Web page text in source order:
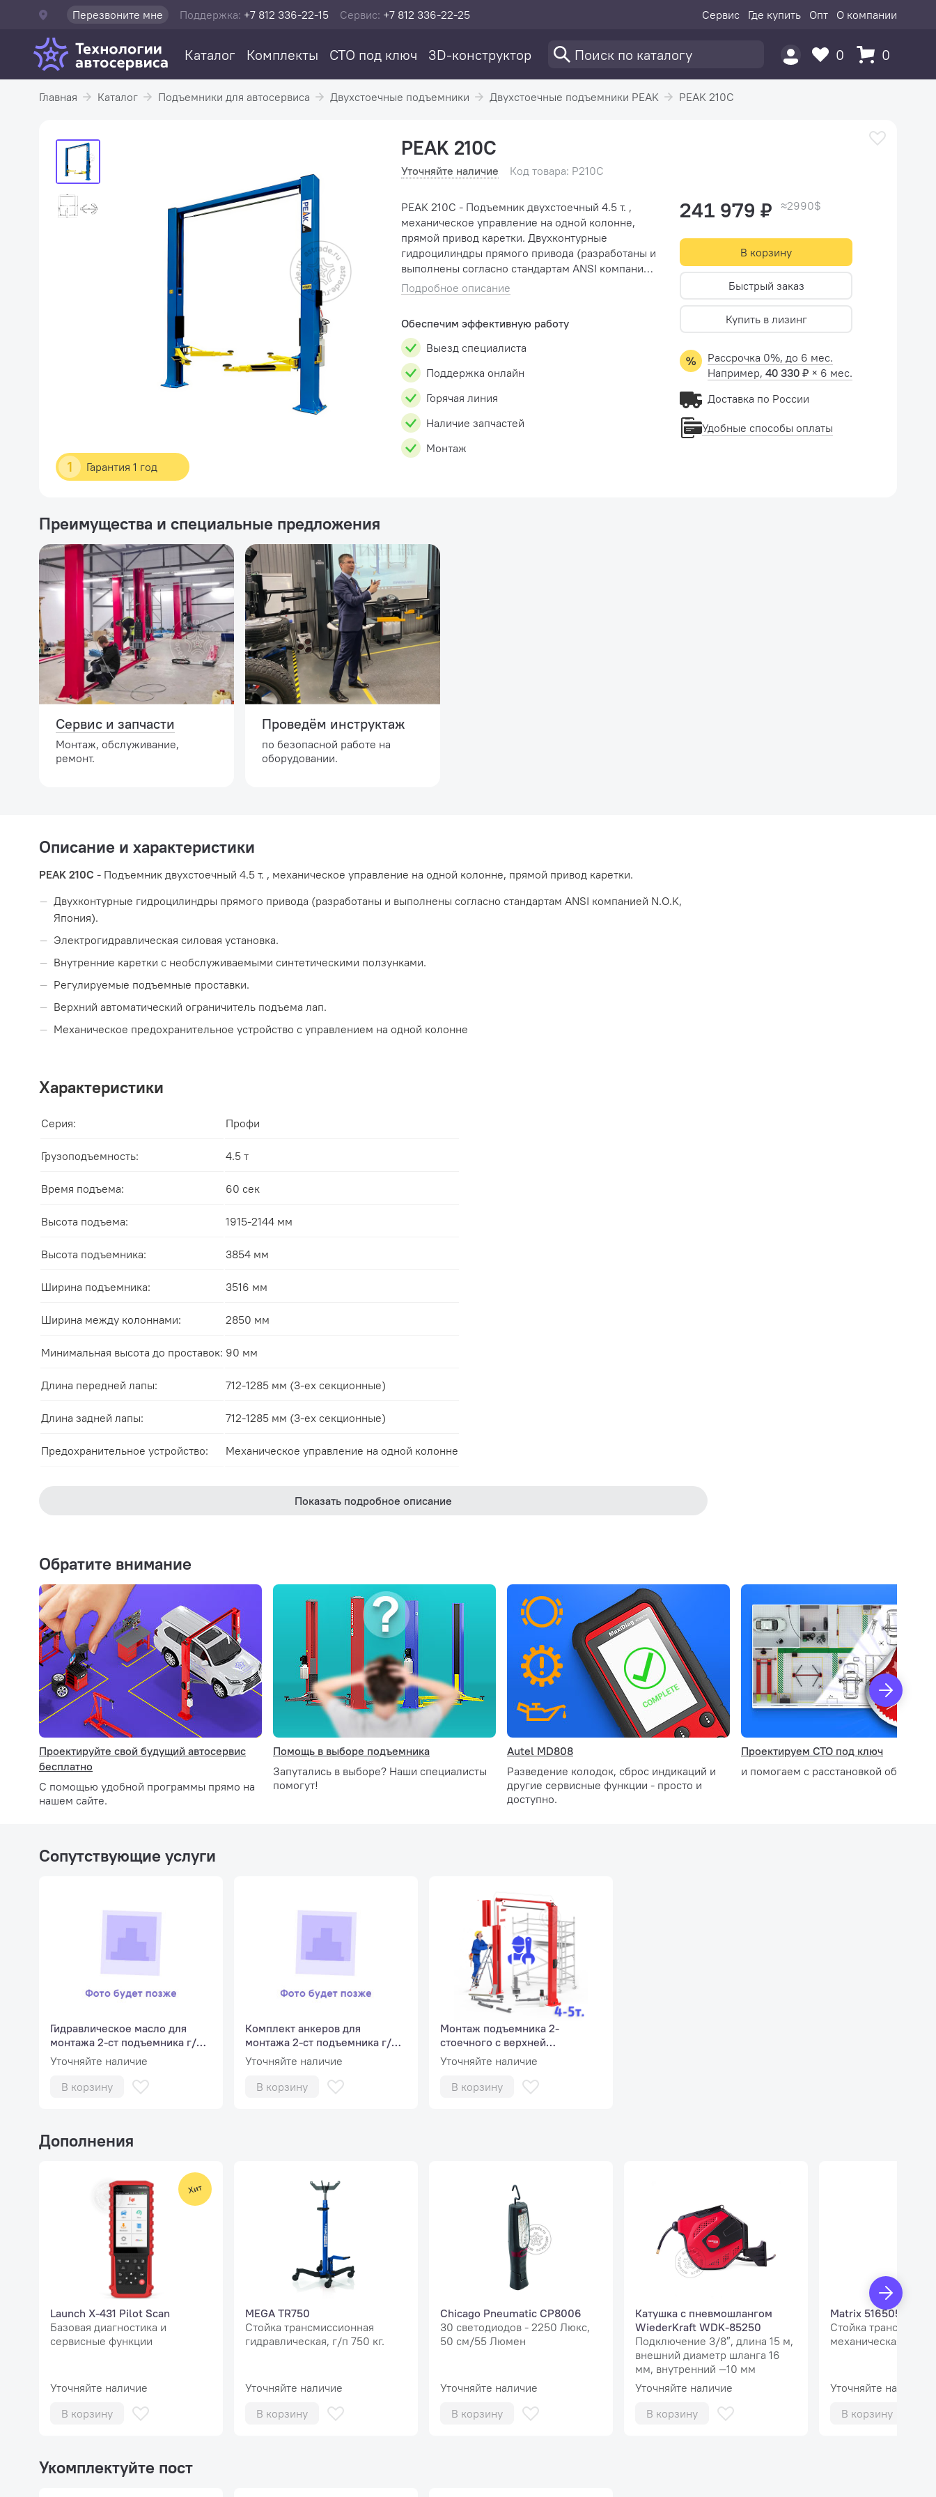
Перезвоните мне Поддержка: +7 812 336-22-15 Сервис: +7 812 336-22-25 Сервис Где купить Опт О компании
Каталог Комплекты СТО под ключ 3D-конструктор 0 0
Главная Каталог Подъемники для автосервиса Двухстоечные подъемники Двухстоечные подъемники PEAK PEAK 210C
1 Гарантия 1 год
PEAK 210C
Уточняйте наличие Код товара: P210C
PEAK 210C - Подъемник двухстоечный 4.5 т. ,
механическое управление на одной колонне,
прямой привод каретки. Двухконтурные
гидроцилиндры прямого привода (разработаны и
выполнены согласно стандартам ANSI компанией
N.O.K, Япония). Электрогидравлическая силовая
установ�...
Подробное описание
Обеспечим эффективную работу
Выезд специалиста
Поддержка онлайн
Горячая линия
Наличие запчастей
Монтаж
241 979 ₽ ≈2990$
В корзину
Быстрый заказ
Купить в лизинг
Рассрочка 0%, до 6 мес.
Например, 40 330 ₽ × 6 мес.
Доставка по России
Удобные способы оплаты
Преимущества и специальные предложения
Сервис и запчасти
Монтаж, обслуживание,
ремонт.
Проведём инструктаж
по безопасной работе на
оборудовании.
Описание и характеристики
PEAK 210C - Подъемник двухстоечный 4.5 т. , механическое управление на одной колонне, прямой привод каретки.
Двухконтурные гидроцилиндры прямого привода (разработаны и выполнены согласно стандартам ANSI компанией N.O.K,
Япония).
Электрогидравлическая силовая установка.
Внутренние каретки с необслуживаемыми синтетическими ползунками.
Регулируемые подъемные проставки.
Верхний автоматический ограничитель подъема лап.
Механическое предохранительное устройство с управлением на одной колонне
Характеристики
Серия: Профи
Грузоподъемность: 4.5 т
Время подъема: 60 сек
Высота подъема: 1915-2144 мм
Высота подъемника: 3854 мм
Ширина подъемника: 3516 мм
Ширина между колоннами: 2850 мм
Минимальная высота до проставок: 90 мм
Длина передней лапы: 712-1285 мм (3-ех секционные)
Длина задней лапы: 712-1285 мм (3-ех секционные)
Предохранительное устройство: Механическое управление на одной колонне
Вес: 780 кг
Показать подробное описание
Обратите внимание
Проектируйте свой будущий автосервис
бесплатно
С помощью удобной программы прямо на
нашем сайте.
Помощь в выборе подъемника
Запутались в выборе? Наши специалисты
помогут!
Autel MD808
Разведение колодок, сброс индикаций и
другие сервисные функции - просто и
доступно.
Проектируем СТО под ключ
и помогаем с расстановкой
Сопутствующие услуги
Гидравлическое масло для
монтажа 2-ст подъемника г/п
свыше 4 тонн
Уточняйте наличие
В корзину
Комплект анкеров для
монтажа 2-ст подъемника г/п
свыше 4 тонн
Уточняйте наличие
В корзину
Монтаж подъемника 2-
стоечного с верхней
сихронизацией, г/п 4 т - 5т
Уточняйте наличие
В корзину
Дополнения
Launch X-431 Pilot Scan
Базовая диагностика и
сервисные функции
Уточняйте наличие
В корзину
MEGA TR750
Стойка трансмиссионная
гидравлическая, г/п 750 кг.
Уточняйте наличие
В корзину
Chicago Pneumatic СР8006
30 светодиодов - 2250 Люкс,
50 см/55 Люмен
Уточняйте наличие
В корзину
Катушка с пневмошлангом
WiederKraft WDK-85250
Подключение 3/8″, длина 15 м,
внешний диаметр шланга 16
мм, внутренний —10 мм
Уточняйте наличие
В корзину
Matrix 516505
Стойка
механическая, 0,6 т.
Уточняйте наличие
В корзину
Укомплектуйте пост